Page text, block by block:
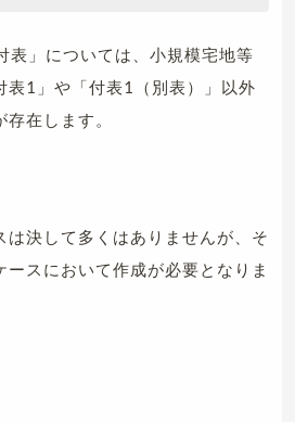
表」については、小規模宅地等
表1」や「付表1（別表）」以外
在します。
は決して多くはありませんが、そ
ースにおいて作成が必要となりま